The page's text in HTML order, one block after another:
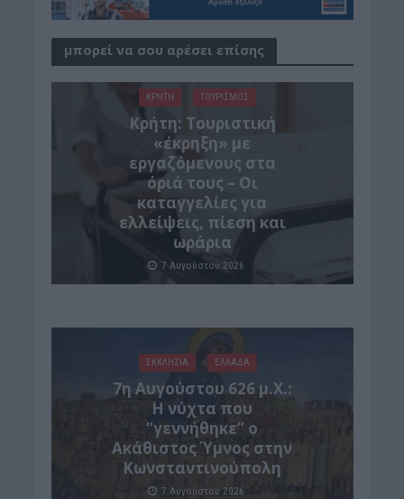
μπορεί να σου αρέσει επίσης
ΚΡΗΤΗ ΤΟΥΡΙΣΜΟΣ
Κρήτη: Τουριστική
«έκρηξη» με
εργαζόμενους στα
όριά τους – Οι
καταγγελίες για
ελλείψεις, πίεση και
ωράρια
7 Αυγούστου 2026
ΕΚΚΛΗΣΙΑ ΕΛΛΑΔΑ
7η Αυγούστου 626 μ.Χ.:
Η νύχτα που
“γεννήθηκε” ο
Ακάθιστος Ύμνος στην
Κωνσταντινούπολη
7 Αυγούστου 2026